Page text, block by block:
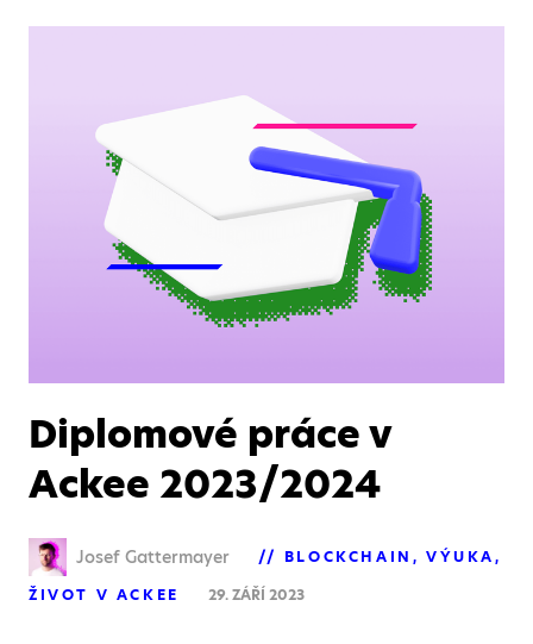
Diplomové práce v
Ackee 2023/2024
Josef Gattermayer BLOCKCHAIN
VÝUKA
ŽIVOT V ACKEE
29. ZÁŘÍ 2023